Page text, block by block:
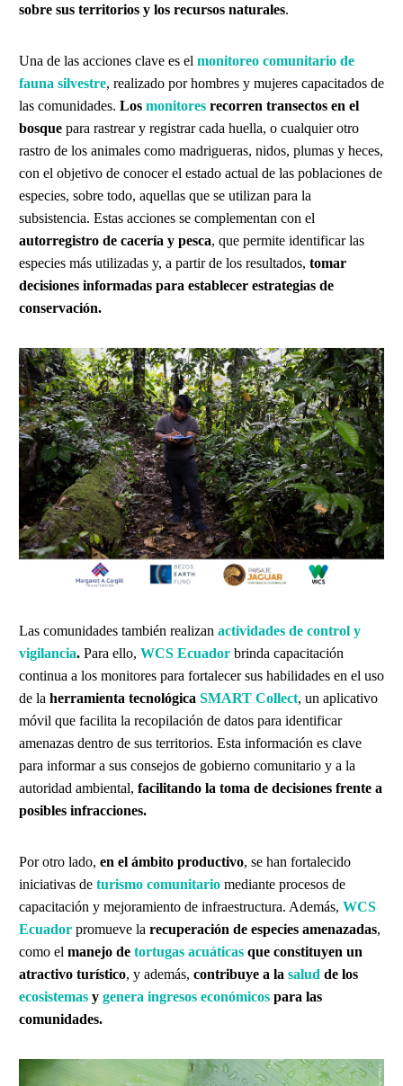
sobre sus territorios y los recursos naturales.
Una de las acciones clave es el monitoreo comunitario de
fauna silvestre, realizado por hombres y mujeres capacitados de
las comunidades. Los monitores recorren transectos en el
bosque para rastrear y registrar cada huella, o cualquier otro
rastro de los animales como madrigueras, nidos, plumas y heces,
con el objetivo de conocer el estado actual de las poblaciones de
especies, sobre todo, aquellas que se utilizan para la
subsistencia. Estas acciones se complementan con el
autorregistro de cacería y pesca, que permite identificar las
especies más utilizadas y, a partir de los resultados, tomar
decisiones informadas para establecer estrategias de
conservación.
Las comunidades también realizan actividades de control y
vigilancia. Para ello, WCS Ecuador brinda capacitación
continua a los monitores para fortalecer sus habilidades en el uso
de la herramienta tecnológica SMART Collect, un aplicativo
móvil que facilita la recopilación de datos para identificar
amenazas dentro de sus territorios. Esta información es clave
para informar a sus consejos de gobierno comunitario y a la
autoridad ambiental, facilitando la toma de decisiones frente a
posibles infracciones.
Por otro lado, en el ámbito productivo, se han fortalecido
iniciativas de turismo comunitario mediante procesos de
capacitación y mejoramiento de infraestructura. Además, WCS
Ecuador promueve la recuperación de especies amenazadas,
como el manejo de tortugas acuáticas que constituyen un
atractivo turístico, y además, contribuye a la salud de los
ecosistemas y genera ingresos económicos para las
comunidades.